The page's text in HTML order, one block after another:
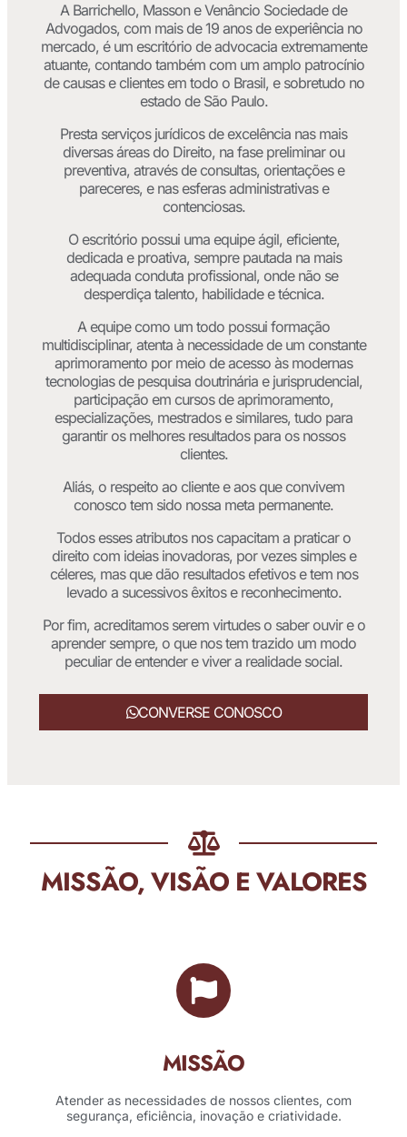
A Barrichello, Masson e Venâncio Sociedade de
Advogados, com mais de 19 anos de experiência no
mercado, é um escritório de advocacia extremamente
atuante, contando também com um amplo patrocínio
de causas e clientes em todo o Brasil, e sobretudo no
estado de São Paulo.
Presta serviços jurídicos de excelência nas mais
diversas áreas do Direito, na fase preliminar ou
preventiva, através de consultas, orientações e
pareceres, e nas esferas administrativas e
contenciosas.
O escritório possui uma equipe ágil, eficiente,
dedicada e proativa, sempre pautada na mais
adequada conduta profissional, onde não se
desperdiça talento, habilidade e técnica.
A equipe como um todo possui formação
multidisciplinar, atenta à necessidade de um constante
aprimoramento por meio de acesso às modernas
tecnologias de pesquisa doutrinária e jurisprudencial,
participação em cursos de aprimoramento,
especializações, mestrados e similares, tudo para
garantir os melhores resultados para os nossos
clientes.
Aliás, o respeito ao cliente e aos que convivem
conosco tem sido nossa meta permanente.
Todos esses atributos nos capacitam a praticar o
direito com ideias inovadoras, por vezes simples e
céleres, mas que dão resultados efetivos e tem nos
levado a sucessivos êxitos e reconhecimento.
Por fim, acreditamos serem virtudes o saber ouvir e o
aprender sempre, o que nos tem trazido um modo
peculiar de entender e viver a realidade social.
CONVERSE CONOSCO
MISSÃO, VISÃO E VALORES
MISSÃO
Atender as necessidades de nossos clientes, com
segurança, eficiência, inovação e criatividade.